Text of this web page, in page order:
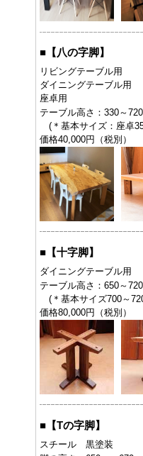
■ 【八の字脚】
リビングテーブル用
ダイニングテーブル用
座卓用
テーブル高さ：330～
(＊基本サイズ：座卓
価格40,000円（税別）
■ 【十字脚】
ダイニングテーブル用
テーブル高さ：650～
(＊基本サイズ700～
価格80,000円（税別）
■ 【Tの字脚】
スチール 黒塗装